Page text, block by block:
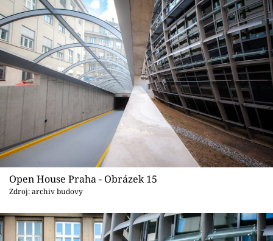
Open House Praha - Obrázek 15
Zdroj: archiv budovy